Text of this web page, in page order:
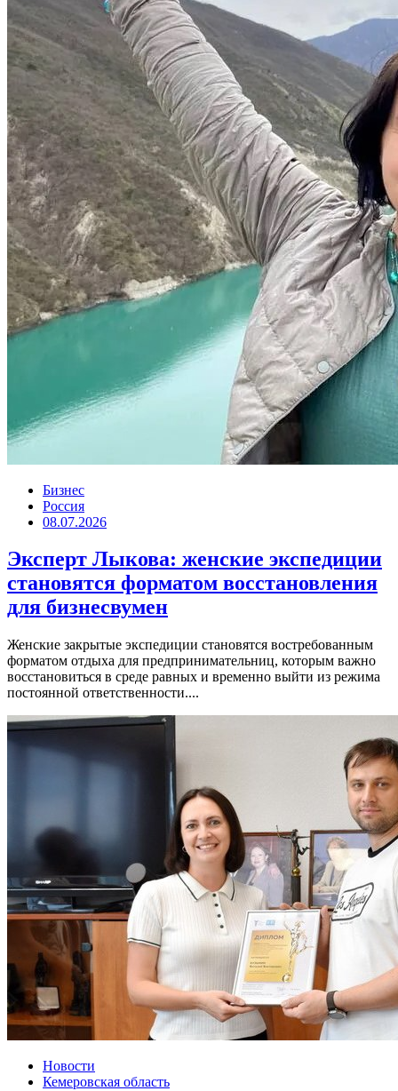
Бизнес
Россия
08.07.2026
Эксперт Лыкова: женские экспедиции
становятся форматом восстановления
для бизнесвумен
Женские закрытые экспедиции становятся востребованным
форматом отдыха для предпринимательниц, которым важно
восстановиться в среде равных и временно выйти из режима
постоянной ответственности....
Новости
Кемеровская область